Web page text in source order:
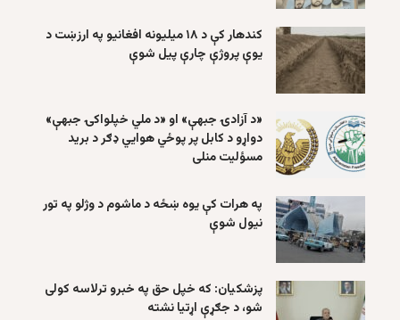
کندهار کې د ۱۸ میلیونه افغانیو په ارزښت د
یوې پروژې چارې پیل شوې
«د آزادۍ جبهې» او «د ملي خپلواکۍ جبهې»
دواړو د کابل پر پوځي هوايي ډګر د برید
مسؤلیت منلی
په هرات کې یوه ښځه د ماشوم د وژلو په تور
نیول شوې
پزشکیان: که خپل حق په خبرو ترلاسه کولی
شو، د جګړې اړتیا نشته